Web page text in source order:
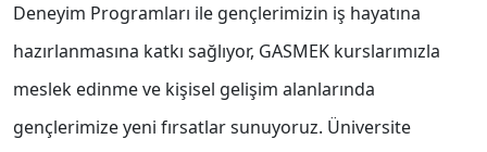
Deneyim Programları ile gençlerimizin iş hayatına
hazırlanmasına katkı sağlıyor, GASMEK kurslarımızla
meslek edinme ve kişisel gelişim alanlarında
gençlerimize yeni fırsatlar sunuyoruz. Üniversite